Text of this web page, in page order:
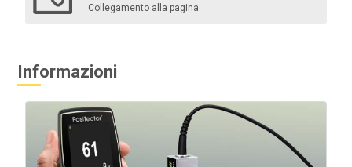
Collegamento alla pagina
Informazioni